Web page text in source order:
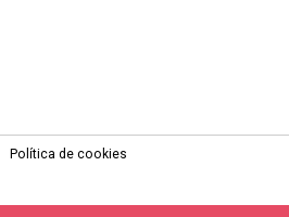
Política de cookies